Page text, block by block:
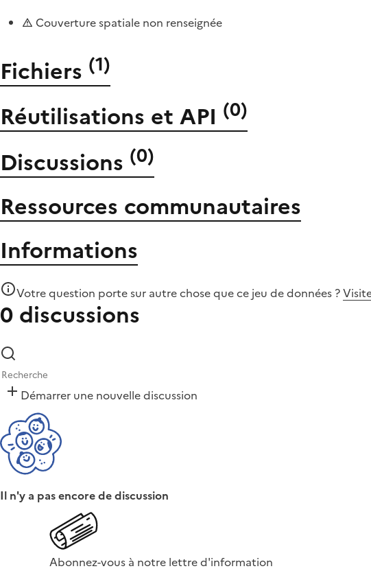
Couverture spatiale non renseignée
Fichiers (1)
Réutilisations et API (0)
Discussions (0)
Ressources communautaires
Informations
Votre question porte sur autre chose quece jeu de données ?
0 discussions
Démarrer une nouvelle discussion
Il n'y a pas encore de discussion
Abonnez-vous à notre lettre d'information